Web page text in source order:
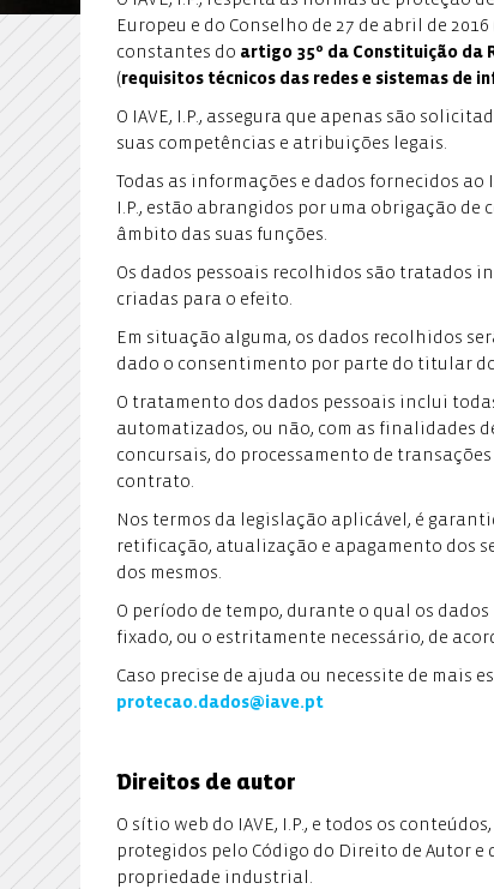
Europeu e do Conselho de 27 de abril de 2016
constantes do artigo 35º da Constituição da
(requisitos técnicos das redes e sistemas de
O IAVE, I.P., assegura que apenas são
suas competências e atribuições legais.
Todas as informações e dados fornecidos
I.P., estão abrangidos por uma obrigação
âmbito das suas funções.
Os dados pessoais recolhidos são tratados
criadas para o efeito.
Em situação alguma, os dados recolhidos
dado o consentimento por parte do titular
O tratamento dos dados pessoais inclui
automatizados, ou não, com as finalidades
concursais, do processamento de
contrato.
Nos termos da legislação aplicável, é
retificação, atualização e apagamento dos
dos mesmos.
O período de tempo, durante o qual os
fixado, ou o estritamente necessário, de
Caso precise de ajuda ou necessite de mais
protecao.dados@iave.pt
Direitos de autor
O sítio web do IAVE, I.P., e todos os
protegidos pelo Código do Direito de Autor
propriedade industrial.